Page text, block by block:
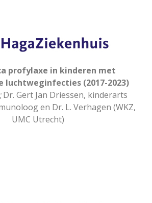
profylaxe in kinderen met
luchtweginfecties (2017-2023)
Dr. Gert Jan Driessen, kinderarts
en Dr. L. Verhagen (WKZ,
UMC Utrecht)